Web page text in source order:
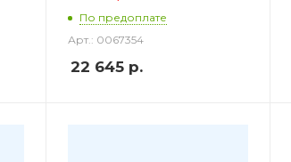
По предоплате
Арт.: 0067354
22 645р.